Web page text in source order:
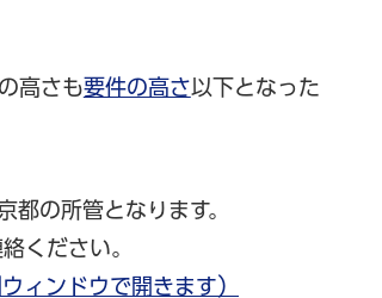
高さも要件の高さ以下となった
の所管となります。
ください。
ィンドウで開きます）